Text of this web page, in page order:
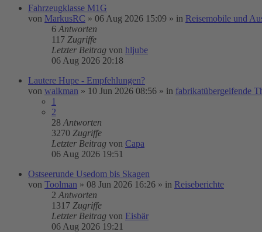
Fahrzeugklasse M1G
von MarkusRC » 06 Aug 2026 15:09 » in Reisemobile und
6 Antworten
117 Zugriffe
Letzter Beitrag von hljube
06 Aug 2026 20:18
Lautere Hupe - Empfehlungen?
von walkman » 10 Jun 2026 08:56 » in fabrikatübergeifende
1
2
28 Antworten
3270 Zugriffe
Letzter Beitrag von Capa
06 Aug 2026 19:51
Ostseerunde Usedom bis Skagen
von Toolman » 08 Jun 2026 16:26 » in Reiseberichte
2 Antworten
1317 Zugriffe
Letzter Beitrag von Eisbär
06 Aug 2026 19:21